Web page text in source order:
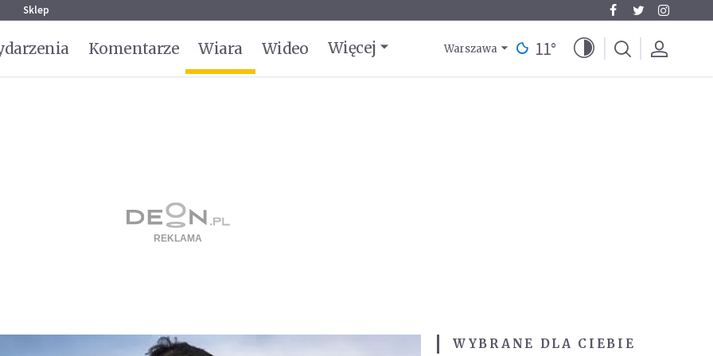
Sklep
Komentarze Wiara Wideo Więcej Warszawa 11°
WYBRANE DLA CIEBIE